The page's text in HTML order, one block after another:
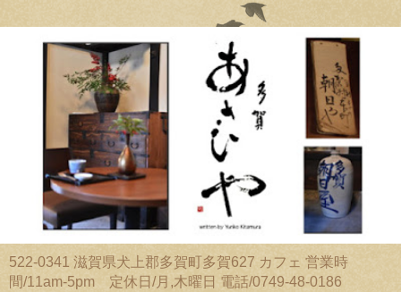
522-0341 滋賀県犬上郡多賀町多賀627 カフェ 営業時
間/11am-5pm 定休日/月,木曜日 電話/0749-48-0186